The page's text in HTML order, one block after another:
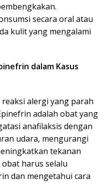
secara oral atau
kulit yang mengalami
dalam Kasus
alergi yang parah
adalah obat yang
anafilaksis dengan
udara, mengurangi
tekanan
harus selalu
dan mengetahui cara